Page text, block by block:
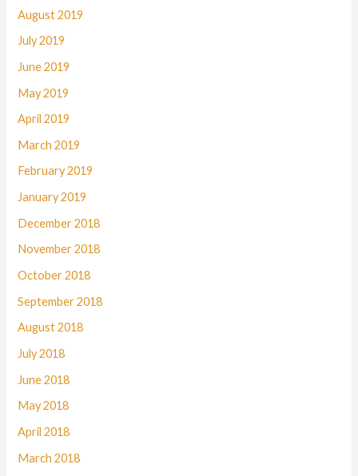
August 2019
July 2019
June 2019
May 2019
April 2019
March 2019
February 2019
January 2019
December 2018
November 2018
October 2018
September 2018
August 2018
July 2018
June 2018
May 2018
April 2018
March 2018